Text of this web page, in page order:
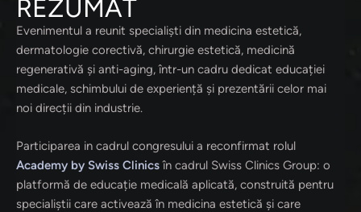
REZUMAT
Evenimentul a reunit specialiști din medicina estetică,
dermatologie corectivă, chirurgie estetică, medicină
regenerativă și anti-aging, într-un cadru dedicat educației
medicale, schimbului de experiență și prezentării celor mai
noi direcții din industrie.
Participarea in cadrul congresului a reconfirmat rolul
Academy by Swiss Clinicsîn cadrul Swiss Clinics Group: o
platformă de educație medicală aplicată, construită pentru
specialiștii care activează în medicina estetică și care